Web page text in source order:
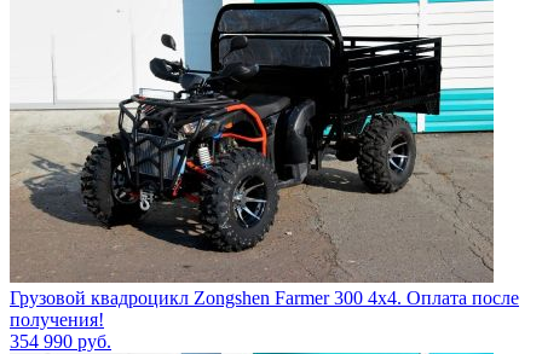
Грузовой квадроцикл Zongshen Farmer 300 4х4. Оплата после
получения!
354 990 руб.